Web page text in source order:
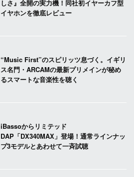
しさ』全開の実力機！同社初イヤーカフ型
イヤホンを徹底レビュー
“Music First”のスピリッツ息づく。イギリ
ス名門・ARCAMの最新プリメインが秘め
るスマートな音楽性を聴く
iBassoからリミテッド
DAP「DX340MAX」登場！通常ラインナッ
プ3モデルとあわせて一斉試聴